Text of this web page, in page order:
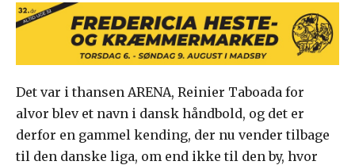
Det var i thansen ARENA, Reinier Taboada for
alvor blev et navn i dansk håndbold, og det er
derfor en gammel kending, der nu vender tilbage
til den danske liga, om end ikke til den by, hvor